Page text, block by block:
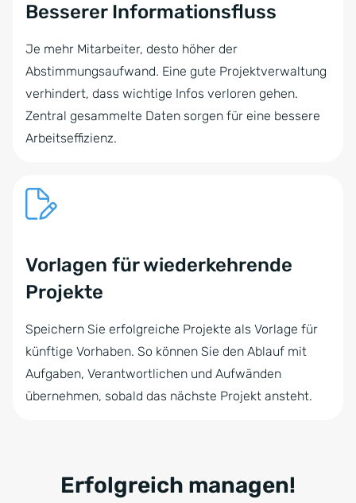
Besserer Informationsfluss
Je mehr Mitarbeiter, desto höher der
Abstimmungsaufwand. Eine gute Projektverwaltung
verhindert, dass wichtige Infos verloren gehen.
Zentral gesammelte Daten sorgen für eine bessere
Arbeitseffizienz.
Vorlagen für wiederkehrende
Projekte
Speichern Sie erfolgreiche Projekte als Vorlage für
künftige Vorhaben. So können Sie den Ablauf mit
Aufgaben, Verantwortlichen und Aufwänden
übernehmen, sobald das nächste Projekt ansteht.
Erfolgreich managen!